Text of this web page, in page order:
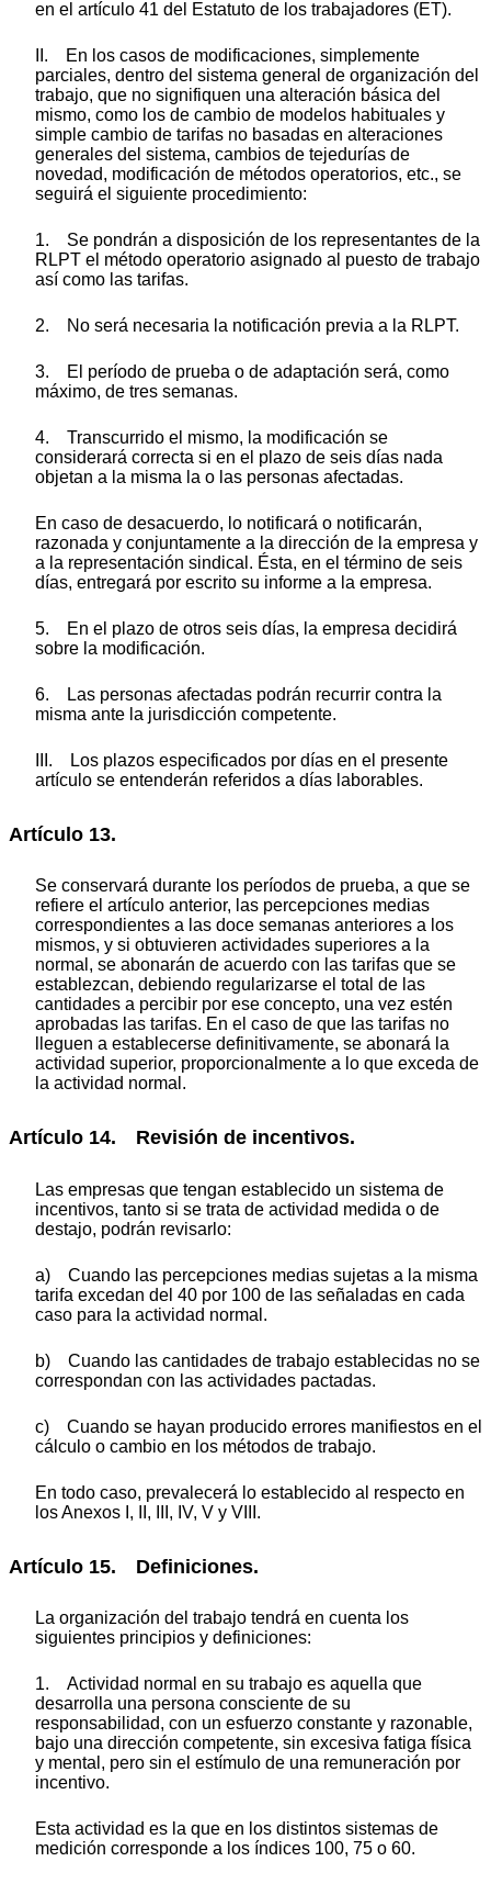
en el artículo 41 del Estatuto de los trabajadores (ET).
II. En los casos de modificaciones, simplemente
parciales, dentro del sistema general de organización del
trabajo, que no signifiquen una alteración básica del
mismo, como los de cambio de modelos habituales y
simple cambio de tarifas no basadas en alteraciones
generales del sistema, cambios de tejedurías de
novedad, modificación de métodos operatorios, etc., se
seguirá el siguiente procedimiento:
1. Se pondrán a disposición de los representantes de la
RLPT el método operatorio asignado al puesto de trabajo
así como las tarifas.
2. No será necesaria la notificación previa a la RLPT.
3. El período de prueba o de adaptación será, como
máximo, de tres semanas.
4. Transcurrido el mismo, la modificación se
considerará correcta si en el plazo de seis días nada
objetan a la misma la o las personas afectadas.
En caso de desacuerdo, lo notificará o notificarán,
razonada y conjuntamente a la dirección de la empresa y
a la representación sindical. Ésta, en el término de seis
días, entregará por escrito su informe a la empresa.
5. En el plazo de otros seis días, la empresa decidirá
sobre la modificación.
6. Las personas afectadas podrán recurrir contra la
misma ante la jurisdicción competente.
III. Los plazos especificados por días en el presente
artículo se entenderán referidos a días laborables.
Artículo 13.
Se conservará durante los períodos de prueba, a que se
refiere el artículo anterior, las percepciones medias
correspondientes a las doce semanas anteriores a los
mismos, y si obtuvieren actividades superiores a la
normal, se abonarán de acuerdo con las tarifas que se
establezcan, debiendo regularizarse el total de las
cantidades a percibir por ese concepto, una vez estén
aprobadas las tarifas. En el caso de que las tarifas no
lleguen a establecerse definitivamente, se abonará la
actividad superior, proporcionalmente a lo que exceda de
la actividad normal.
Artículo 14. Revisión de incentivos.
Las empresas que tengan establecido un sistema de
incentivos, tanto si se trata de actividad medida o de
destajo, podrán revisarlo:
a) Cuando las percepciones medias sujetas a la misma
tarifa excedan del 40 por 100 de las señaladas en cada
caso para la actividad normal.
b) Cuando las cantidades de trabajo establecidas no se
correspondan con las actividades pactadas.
c) Cuando se hayan producido errores manifiestos en el
cálculo o cambio en los métodos de trabajo.
En todo caso, prevalecerá lo establecido al respecto en
los Anexos I, II, III, IV, V y VIII.
Artículo 15. Definiciones.
La organización del trabajo tendrá en cuenta los
siguientes principios y definiciones:
1. Actividad normal en su trabajo es aquella que
desarrolla una persona consciente de su
responsabilidad, con un esfuerzo constante y razonable,
bajo una dirección competente, sin excesiva fatiga física
y mental, pero sin el estímulo de una remuneración por
incentivo.
Esta actividad es la que en los distintos sistemas de
medición corresponde a los índices 100, 75 o 60.